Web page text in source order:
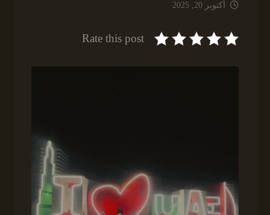
أكتوبر 20, 2025
Rate this post